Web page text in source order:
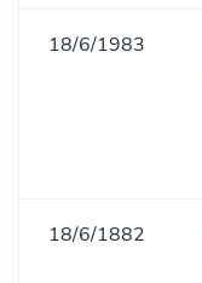
18/6/1983
18/6/1882